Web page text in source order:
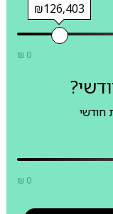
₪126,403
₪ 0
חודשי
₪ 0